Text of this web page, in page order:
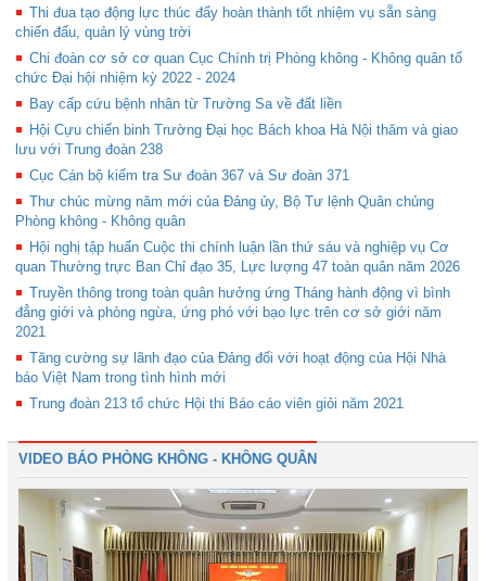
Thi đua tạo động lực thúc đẩy hoàn thành tốt nhiệm vụ sẵn sàng
chiến đấu, quản lý vùng trời
Chi đoàn cơ sở cơ quan Cục Chính trị Phòng không - Không quân tổ
chức Đại hội nhiệm kỳ 2022 - 2024
Bay cấp cứu bệnh nhân từ Trường Sa về đất liền
Hội Cựu chiến binh Trường Đại học Bách khoa Hà Nội thăm và giao
lưu với Trung đoàn 238
Cục Cán bộ kiểm tra Sư đoàn 367 và Sư đoàn 371
Thư chúc mừng năm mới của Đảng ủy, Bộ Tư lệnh Quân chủng
Phòng không - Không quân
Hội nghị tập huấn Cuộc thi chính luận lần thứ sáu và nghiệp vụ Cơ
quan Thường trực Ban Chỉ đạo 35, Lực lượng 47 toàn quân năm 2026
Truyền thông trong toàn quân hưởng ứng Tháng hành động vì bình
đẳng giới và phòng ngừa, ứng phó với bạo lực trên cơ sở giới năm
2021
Tăng cường sự lãnh đạo của Đảng đối với hoạt động của Hội Nhà
báo Việt Nam trong tình hình mới
Trung đoàn 213 tổ chức Hội thi Báo cáo viên giỏi năm 2021
VIDEO BÁO PHÒNG KHÔNG - KHÔNG QUÂN